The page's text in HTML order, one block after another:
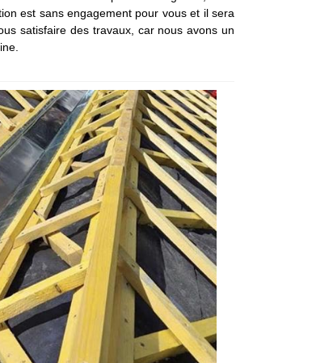
est sans engagement pour vous et il sera
satisfaire des travaux, car nous avons un